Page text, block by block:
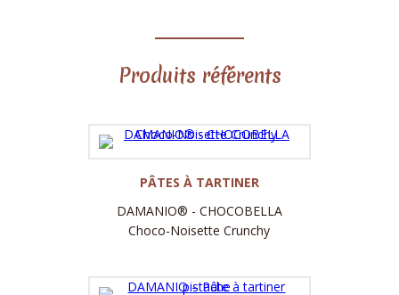
Produits référents
PÂTES À TARTINER
Label
DAMANIO® - CHOCOBELLA
Choco-Noisette Crunchy
Label